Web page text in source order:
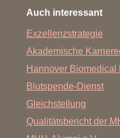
Auch interessant
Exzellenzstrategie
Akademische
Hannover Biomedical
Blutspende-Dienst
Gleichstellung
Qualitätsbericht der